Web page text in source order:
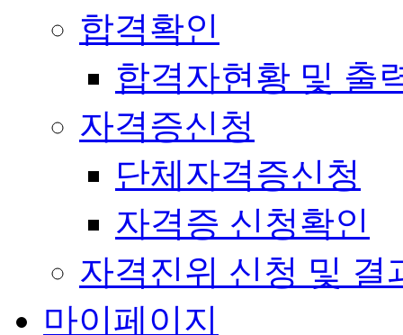
합격확인
합격자현황 및 출
자격증신청
단체자격증신청
자격증 신청확인
자격진위 신청 및 결
마이페이지